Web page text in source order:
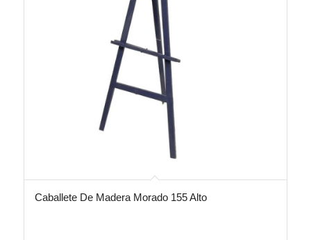
Caballete De Madera Morado 155 Alto